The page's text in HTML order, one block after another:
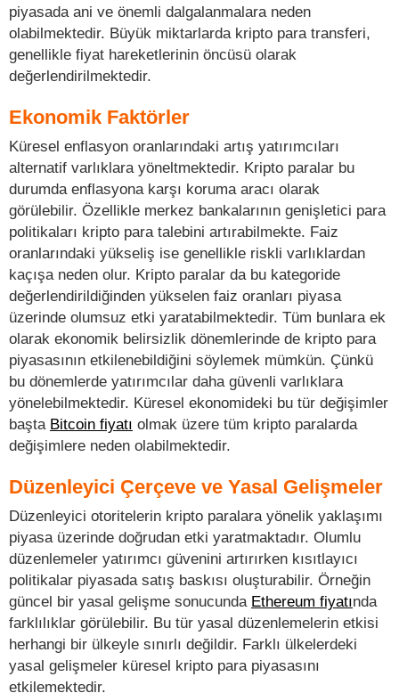
piyasada ani ve önemli dalgalanmalara neden
olabilmektedir. Büyük miktarlarda kripto para transferi,
genellikle fiyat hareketlerinin öncüsü olarak
değerlendirilmektedir.
Ekonomik Faktörler
Küresel enflasyon oranlarındaki artış yatırımcıları
alternatif varlıklara yöneltmektedir. Kripto paralar bu
durumda enflasyona karşı koruma aracı olarak
görülebilir. Özellikle merkez bankalarının genişletici para
politikaları kripto para talebini artırabilmekte. Faiz
oranlarındaki yükseliş ise genellikle riskli varlıklardan
kaçışa neden olur. Kripto paralar da bu kategoride
değerlendirildiğinden yükselen faiz oranları piyasa
üzerinde olumsuz etki yaratabilmektedir. Tüm bunlara ek
olarak ekonomik belirsizlik dönemlerinde de kripto para
piyasasının etkilenebildiğini söylemek mümkün. Çünkü
bu dönemlerde yatırımcılar daha güvenli varlıklara
yönelebilmektedir. Küresel ekonomideki bu tür değişimler
başta Bitcoin fiyatı olmak üzere tüm kripto paralarda
değişimlere neden olabilmektedir.
Düzenleyici Çerçeve ve Yasal Gelişmeler
Düzenleyici otoritelerin kripto paralara yönelik yaklaşımı
piyasa üzerinde doğrudan etki yaratmaktadır. Olumlu
düzenlemeler yatırımcı güvenini artırırken kısıtlayıcı
politikalar piyasada satış baskısı oluşturabilir. Örneğin
güncel bir yasal gelişme sonucunda Ethereum fiyatında
farklılıklar görülebilir. Bu tür yasal düzenlemelerin etkisi
herhangi bir ülkeyle sınırlı değildir. Farklı ülkelerdeki
yasal gelişmeler küresel kripto para piyasasını
etkilemektedir.